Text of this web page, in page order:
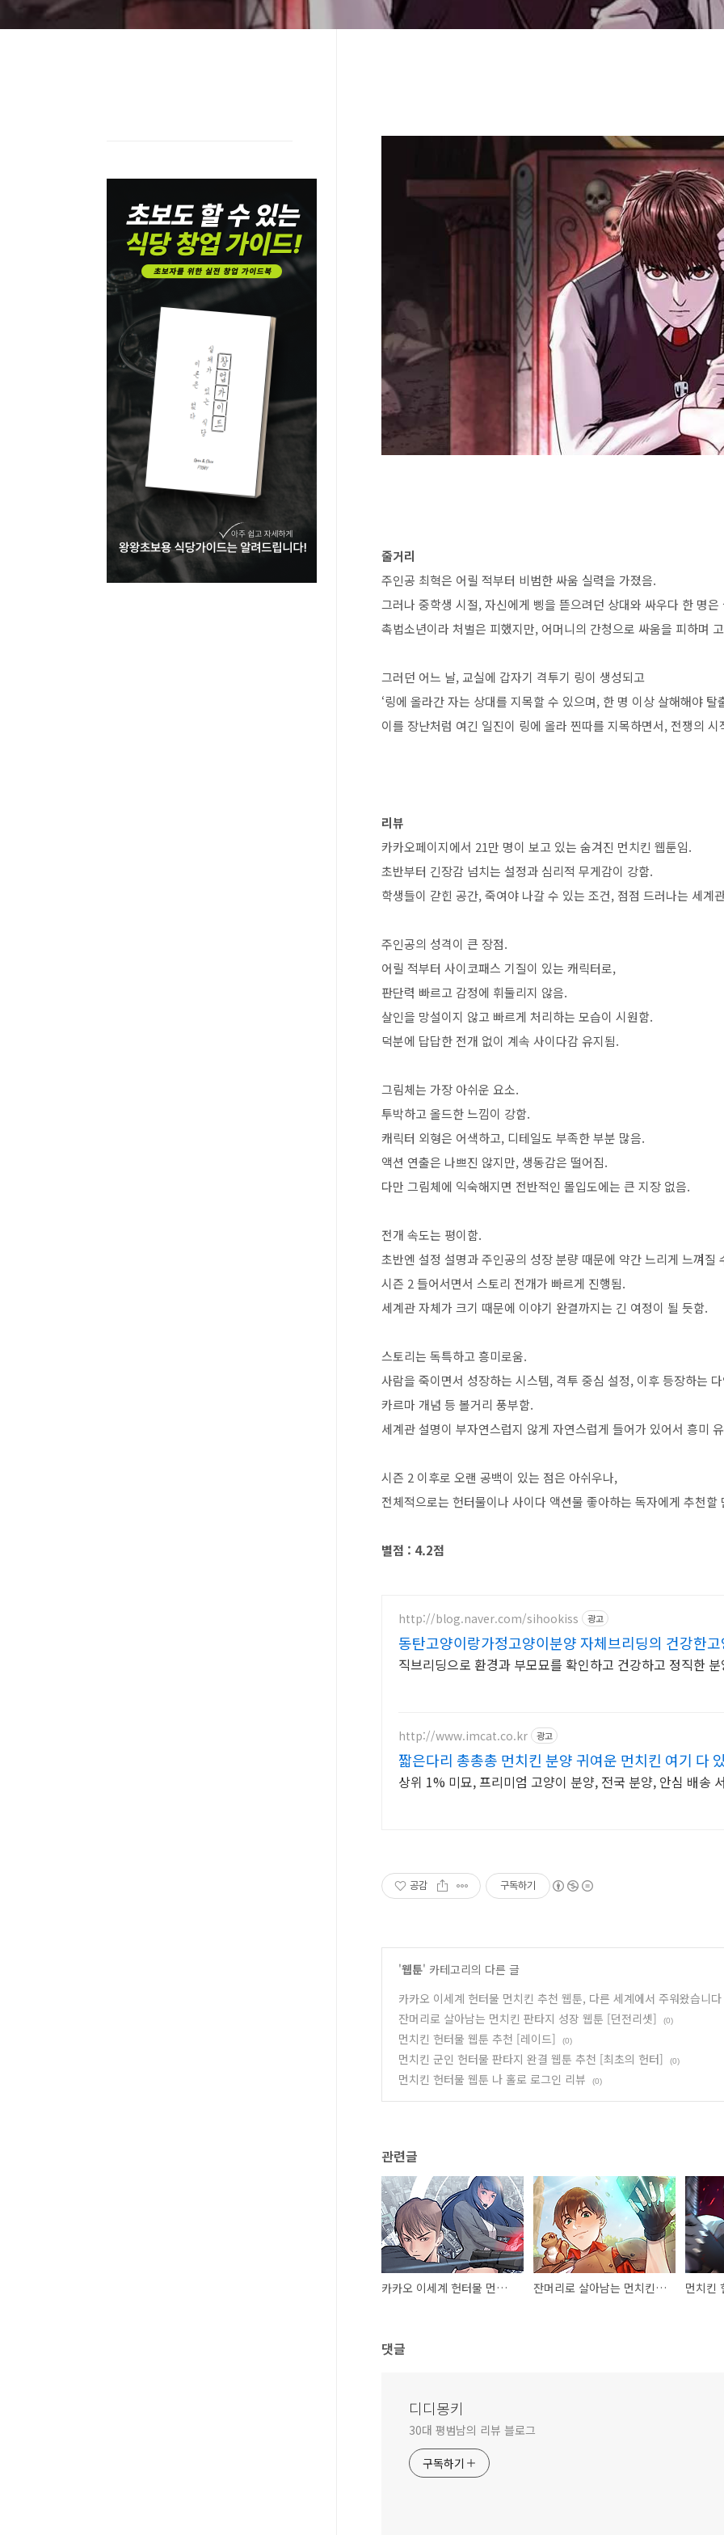
줄거리
주인공 최혁은 어릴 적부터 비범한 싸움 실력을 가졌음.
그러나 중학생 시절, 자신에게 삥을 뜯으려던 상대와 싸우다 한 명
촉법소년이라 처벌은 피했지만, 어머니의 간청으로 싸움을 피하며
그러던 어느 날, 교실에 갑자기 격투기 링이 생성되고
‘링에 올라간 자는 상대를 지목할 수 있으며, 한 명 이상 살해해야 탈
이를 장난처럼 여긴 일진이 링에 올라 찐따를 지목하면서, 전쟁의 시
리뷰
카카오페이지에서 21만 명이 보고 있는 숨겨진 먼치킨 웹툰임.
초반부터 긴장감 넘치는 설정과 심리적 무게감이 강함.
학생들이 갇힌 공간, 죽여야 나갈 수 있는 조건, 점점 드러나는 세계
주인공의 성격이 큰 장점.
어릴 적부터 사이코패스 기질이 있는 캐릭터로,
판단력 빠르고 감정에 휘둘리지 않음.
살인을 망설이지 않고 빠르게 처리하는 모습이 시원함.
덕분에 답답한 전개 없이 계속 사이다감 유지됨.
그림체는 가장 아쉬운 요소.
투박하고 올드한 느낌이 강함.
캐릭터 외형은 어색하고, 디테일도 부족한 부분 많음.
액션 연출은 나쁘진 않지만, 생동감은 떨어짐.
다만 그림체에 익숙해지면 전반적인 몰입도에는 큰 지장 없음.
전개 속도는 평이함.
초반엔 설정 설명과 주인공의 성장 분량 때문에 약간 느리게 느껴질
시즌 2 들어서면서 스토리 전개가 빠르게 진행됨.
세계관 자체가 크기 때문에 이야기 완결까지는 긴 여정이 될 듯함.
스토리는 독특하고 흥미로움.
사람을 죽이면서 성장하는 시스템, 격투 중심 설정, 이후 등장하는
카르마 개념 등 볼거리 풍부함.
세계관 설명이 부자연스럽지 않게 자연스럽게 들어가 있어서 흥미
시즌 2 이후로 오랜 공백이 있는 점은 아쉬우나,
전체적으로는 헌터물이나 사이다 액션물 좋아하는 독자에게 추천할
별점 : 4.2점
http://blog.naver.com/sihookiss 광고
동탄고양이랑가정고양이분양 자체브리딩의 건강한
직브리딩으로 환경과 부모묘를 확인하고 건강하고 정직한
http://www.imcat.co.kr 광고
짧은다리 총총총 먼치킨 분양 귀여운 먼치킨 여기 다
상위 1% 미묘, 프리미엄 고양이 분양, 전국 분양, 안심 배송
공감 구독하기
'웹툰' 카테고리의 다른 글
카카오 이세계 헌터물 먼치킨 추천 웹툰, 다른 세계에서 주워왔습니다
잔머리로 살아남는 먼치킨 판타지 성장 웹툰 [던전리셋] (0)
먼치킨 헌터물 웹툰 추천 [레이드] (0)
먼치킨 군인 헌터물 판타지 완결 웹툰 추천 [최초의 헌터] (0)
먼치킨 헌터물 웹툰 나 홀로 로그인 리뷰 (0)
관련글
카카오 이세계 헌터물 먼치킨 추천 웹툰, 다른 세계에서 주워왔습니다 잔머리로 살아남는 먼치킨 판타지 성장 웹툰 [던전리셋]
댓글
디디몽키
30대 평범남의 리뷰 블로그
구독하기